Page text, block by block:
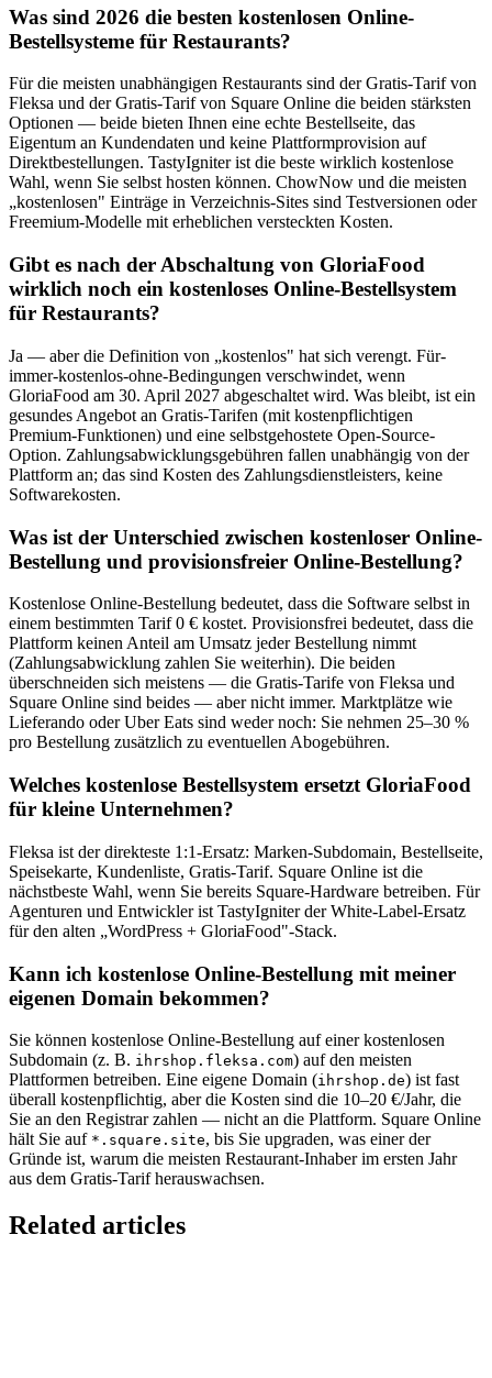
Was sind 2026 die besten kostenlosen Online-
Bestellsysteme für Restaurants?
Für die meisten unabhängigen Restaurants sind der Gratis-Tarif von
Fleksa und der Gratis-Tarif von Square Online die beiden stärksten
Optionen — beide bieten Ihnen eine echte Bestellseite, das
Eigentum an Kundendaten und keine Plattformprovision auf
Direktbestellungen. TastyIgniter ist die beste wirklich kostenlose
Wahl, wenn Sie selbst hosten können. ChowNow und die meisten
„kostenlosen" Einträge in Verzeichnis-Sites sind Testversionen oder
Freemium-Modelle mit erheblichen versteckten Kosten.
Gibt es nach der Abschaltung von GloriaFood
wirklich noch ein kostenloses Online-Bestellsystem
für Restaurants?
Ja — aber die Definition von „kostenlos" hat sich verengt. Für-
immer-kostenlos-ohne-Bedingungen verschwindet, wenn
GloriaFood am 30. April 2027 abgeschaltet wird. Was bleibt, ist ein
gesundes Angebot an Gratis-Tarifen (mit kostenpflichtigen
Premium-Funktionen) und eine selbstgehostete Open-Source-
Option. Zahlungsabwicklungsgebühren fallen unabhängig von der
Plattform an; das sind Kosten des Zahlungsdienstleisters, keine
Softwarekosten.
Was ist der Unterschied zwischen kostenloser Online-
Bestellung und provisionsfreier Online-Bestellung?
Kostenlose Online-Bestellung bedeutet, dass die Software selbst in
einem bestimmten Tarif 0 € kostet. Provisionsfrei bedeutet, dass die
Plattform keinen Anteil am Umsatz jeder Bestellung nimmt
(Zahlungsabwicklung zahlen Sie weiterhin). Die beiden
überschneiden sich meistens — die Gratis-Tarife von Fleksa und
Square Online sind beides — aber nicht immer. Marktplätze wie
Lieferando oder Uber Eats sind weder noch: Sie nehmen 25–30 %
pro Bestellung zusätzlich zu eventuellen Abogebühren.
Welches kostenlose Bestellsystem ersetzt GloriaFood
für kleine Unternehmen?
Fleksa ist der direkteste 1:1-Ersatz: Marken-Subdomain, Bestellseite,
Speisekarte, Kundenliste, Gratis-Tarif. Square Online ist die
nächstbeste Wahl, wenn Sie bereits Square-Hardware betreiben. Für
Agenturen und Entwickler ist TastyIgniter der White-Label-Ersatz
für den alten „WordPress + GloriaFood"-Stack.
Kann ich kostenlose Online-Bestellung mit meiner
eigenen Domain bekommen?
Sie können kostenlose Online-Bestellung auf einer kostenlosen
Subdomain (z. B. ihrshop.fleksa.com) auf den meisten
Plattformen betreiben. Eine eigene Domain (ihrshop.de) ist fast
überall kostenpflichtig, aber die Kosten sind die 10–20 €/Jahr, die
Sie an den Registrar zahlen — nicht an die Plattform. Square Online
hält Sie auf *.square.site, bis Sie upgraden, was einer der
Gründe ist, warum die meisten Restaurant-Inhaber im ersten Jahr
aus dem Gratis-Tarif herauswachsen.
Related articles